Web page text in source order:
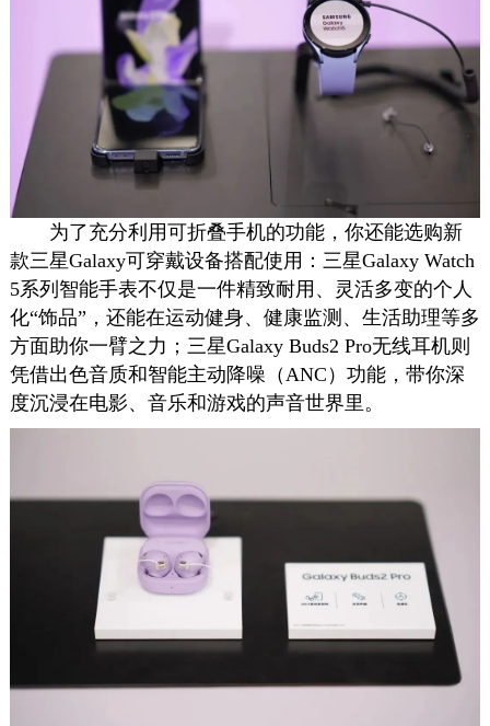
为了充分利用可折叠手机的功能，你还能选购新
款三星Galaxy可穿戴设备搭配使用：三星Galaxy Watch
5系列智能手表不仅是一件精致耐用、灵活多变的个人
化“饰品”，还能在运动健身、健康监测、生活助理等多
方面助你一臂之力；三星Galaxy Buds2 Pro无线耳机则
凭借出色音质和智能主动降噪（ANC）功能，带你深
度沉浸在电影、音乐和游戏的声音世界里。